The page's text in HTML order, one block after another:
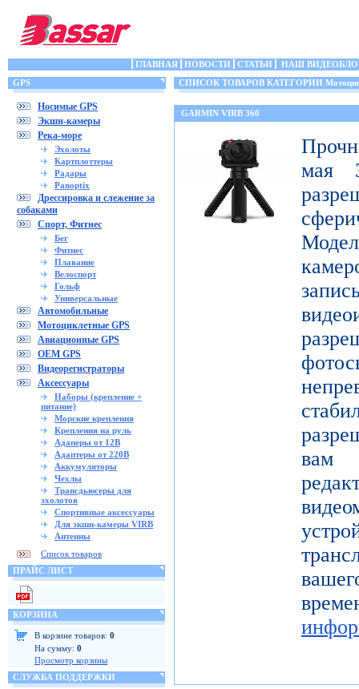
ГЛАВНАЯ НОВОСТИ СТАТЬИ
НАШ
GPS
Носимые GPS
Экшн-камеры
Река-море
Эхолоты
Картплоттеры
Радары
Panoptix
Дрессировка и слежение за
собаками
Спорт, Фитнес
Бег
Фитнес
Плавание
Велоспорт
Гольф
Универсальные
Автомобильные
Мотоциклетные GPS
Авиационные GPS
OEM GPS
Видеорегистраторы
Аксессуары
Наборы (крепление +
питание)
Морские крепления
Крепления на руль
Адаперы от 12В
Адаптеры от 220В
Аккумуляторы
Чехлы
Трансдьюсеры для
эхолотов
Спортивные аксессуары
Для экшн-камеры VIRB
Антенны
Список товаров
ПРАЙС ЛИСТ
КОРЗИНА
В корзине товаров: 0
На сумму: 0
Просмотр корзины
СЛУЖБА ПОДДЕРЖКИ
СПИСОК ТОВАРОВ КАТЕГОРИИ
GARMIN VIRB 360
мая
вам